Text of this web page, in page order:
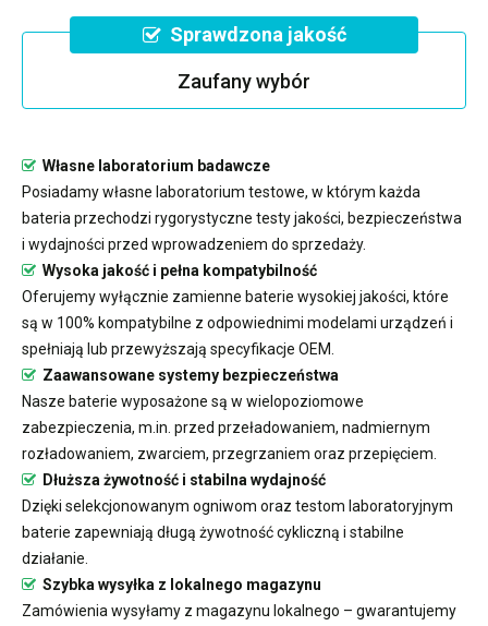
Sprawdzona jakość
Zaufany wybór
Własne laboratorium badawcze
Posiadamy własne laboratorium testowe, w którym każda
bateria przechodzi rygorystyczne testy jakości, bezpieczeństwa
i wydajności przed wprowadzeniem do sprzedaży.
Wysoka jakość i pełna kompatybilność
Oferujemy wyłącznie zamienne baterie wysokiej jakości, które
są w 100% kompatybilne z odpowiednimi modelami urządzeń i
spełniają lub przewyższają specyfikacje OEM.
Zaawansowane systemy bezpieczeństwa
Nasze baterie wyposażone są w wielopoziomowe
zabezpieczenia, m.in. przed przeładowaniem, nadmiernym
rozładowaniem, zwarciem, przegrzaniem oraz przepięciem.
Dłuższa żywotność i stabilna wydajność
Dzięki selekcjonowanym ogniwom oraz testom laboratoryjnym
baterie zapewniają długą żywotność cykliczną i stabilne
działanie.
Szybka wysyłka z lokalnego magazynu
Zamówienia wysyłamy z magazynu lokalnego – gwarantujemy